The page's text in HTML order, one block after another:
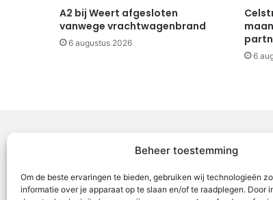
Beheer toestemming
Om de beste ervaringen te bieden, gebruiken wij technologieën
informatie over je apparaat op te slaan en/of te raadplegen. Door
A2 bij Weert afgesloten
vanwege vrachtwagenbrand
6 augustus 2026
6